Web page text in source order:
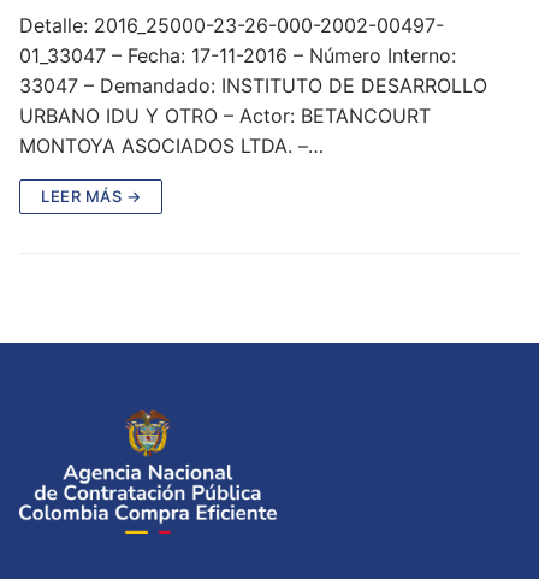
Detalle: 2016_25000-23-26-000-2002-00497-
01_33047 – Fecha: 17-11-2016 – Número Interno:
33047 – Demandado: INSTITUTO DE DESARROLLO
URBANO IDU Y OTRO – Actor: BETANCOURT
MONTOYA ASOCIADOS LTDA. –…
LEER MÁS →